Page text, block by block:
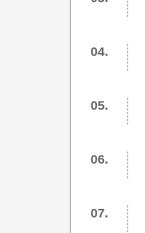
04.
05.
06.
07.